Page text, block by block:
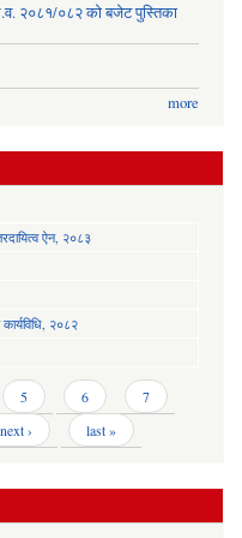
२०८१/०८२ को बजेट पुस्तिका
more
ऐन, २०८३
२०८२
5 6
7
next › last »